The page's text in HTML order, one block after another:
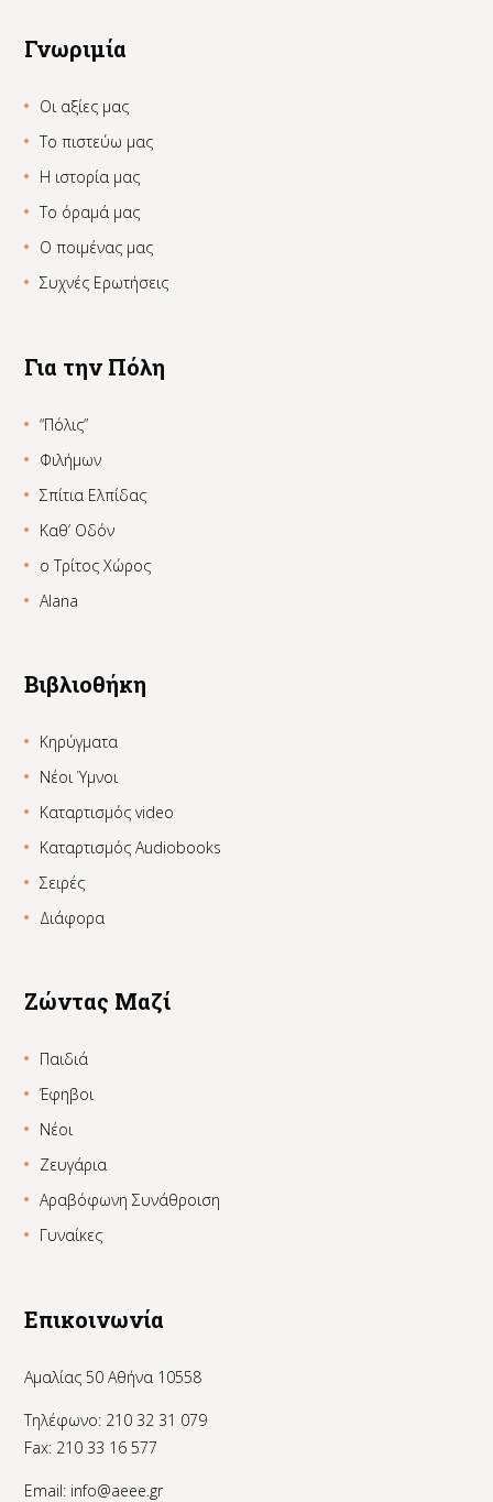
Γνωριμία
Οι αξίες μας
Το πιστεύω μας
Η ιστορία μας
Το όραμά μας
Ο ποιμένας μας
Συχνές Ερωτήσεις
Για την Πόλη
“Πόλις”
Φιλήμων
Σπίτια Ελπίδας
Καθ’ Οδόν
ο Τρίτος Χώρος
Alana
Βιβλιοθήκη
Κηρύγματα
Νέοι Ύμνοι
Καταρτισμός video
Καταρτισμός Audiobooks
Σειρές
Διάφορα
Ζώντας Μαζί
Παιδιά
Έφηβοι
Νέοι
Ζευγάρια
Αραβόφωνη Συνάθροιση
Γυναίκες
Επικοινωνία
Αμαλίας 50 Αθήνα 10558
Τηλέφωνο: 210 32 31 079
Fax: 210 33 16 577
Email: info@aeee.gr